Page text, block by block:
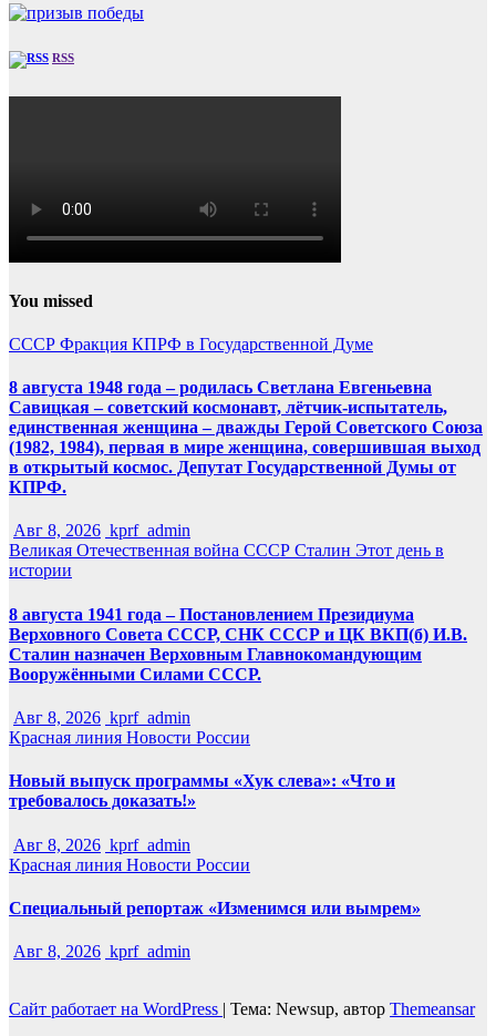
RSS
You missed
СССР Фракция КПРФ в Государственной Думе
8 августа 1948 года – родилась Светлана Евгеньевна
Савицкая – советский космонавт, лётчик-испытатель,
единственная женщина – дважды Герой Советского Союза
(1982, 1984), первая в мире женщина, совершившая выход
в открытый космос. Депутат Государственной Думы от
КПРФ.
Авг 8, 2026 kprf_admin
Великая Отечественная война СССР Сталин Этот день в
истории
8 августа 1941 года – Постановлением Президиума
Верховного Совета СССР, СНК СССР и ЦК ВКП(б) И.В.
Сталин назначен Верховным Главнокомандующим
Вооружёнными Силами СССР.
Авг 8, 2026 kprf_admin
Красная линия Новости России
Новый выпуск программы «Хук слева»: «Что и
требовалось доказать!»
Авг 8, 2026 kprf_admin
Красная линия Новости России
Специальный репортаж «Изменимся или вымрем»
Авг 8, 2026 kprf_admin
Сайт работает на WordPress | Тема: Newsup, автор Themeansar